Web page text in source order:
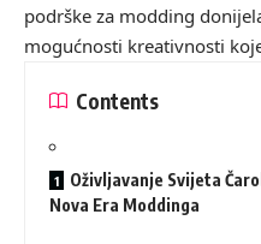
podrške za modding
mogućnosti kreativnosti
Contents
Oživljavanje Svijeta
Nova Era Moddinga